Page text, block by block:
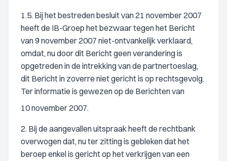
1.5. Bij het bestreden besluit van 21 november 2007
heeft de IB-Groep het bezwaar tegen het Bericht
van 9 november 2007 niet-ontvankelijk verklaard,
omdat, nu door dit Bericht geen verandering is
opgetreden in de intrekking van de partnertoeslag,
dit Bericht in zoverre niet gericht is op rechtsgevolg.
Ter informatie is gewezen op de Berichten van
10 november 2007.
2. Bij de aangevallen uitspraak heeft de rechtbank
overwogen dat, nu ter zitting is gebleken dat het
beroep enkel is gericht op het verkrijgen van een